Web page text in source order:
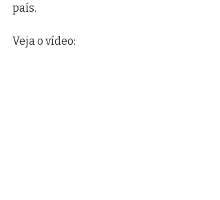
país.
Veja o vídeo: